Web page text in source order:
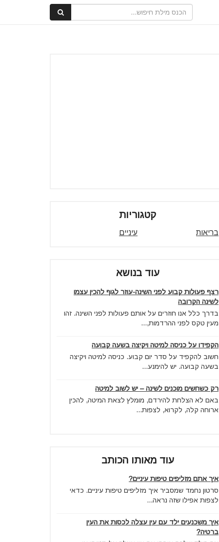
קטגוריות
בריאות עיניים
עוד בנושא
רצף פעולות קבוע לפני השינה-עוזר לגוף להכין עצמו
לשינה הקרובה
בדרך כלל אנו חוזרים על אותם פעולות לפני השינה. זהו
מעין טקס לפני ההרדמות,...
הקפידו על כניסה למיטה ויקיצה בשעה קבועה
חשוב להקפיד על סדר יום קבוע. כניסה למיטה ויקיצה
בשעה קבועה. יש להימנע...
רק כשחשים מוכנים לשינה – יש לשוב למיטה
באם לא הצלחת להירדם, מומלץ לצאת המיטה, להכין
ארוחה קלה, לקרוא, לצפות...
עוד מאותו הכותב
איך אתם מזליפים טיפות עיניים?
סרטון נחמד שמסביר איך מזליפים טיפות עיניים. כדאי
לצפות אפילו שזה נראה...
איך משכנעים ילד עם עין עצלה לכסות את העין
ברטיה?